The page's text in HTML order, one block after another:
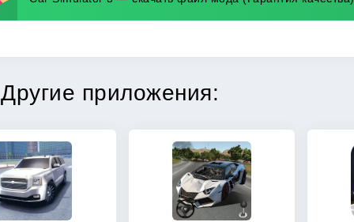
Другие приложения: